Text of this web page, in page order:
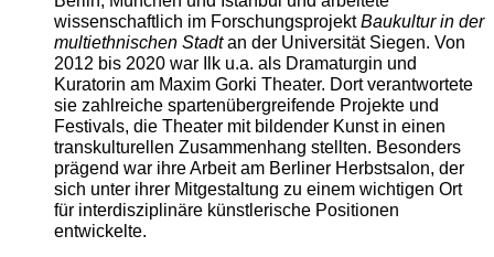
wissenschaftlich im ForschungsprojektBaukultur in der
multiethnischen Stadtan der Universität Siegen. Von
2012 bis 2020 war Ilk u.a. als Dramaturgin und
Kuratorin am Maxim Gorki Theater. Dort verantwortete
sie zahlreiche spartenübergreifende Projekte und
Festivals, die Theater mit bildender Kunst in einen
transkulturellen Zusammenhang stellten. Besonders
prägend war ihre Arbeit am Berliner Herbstsalon, der
sich unter ihrer Mitgestaltung zu einem wichtigen Ort
für interdisziplinäre künstlerische Positionen
entwickelte.